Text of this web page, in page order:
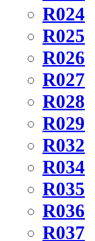
R024
R025
R026
R027
R028
R029
R032
R034
R035
R036
R037